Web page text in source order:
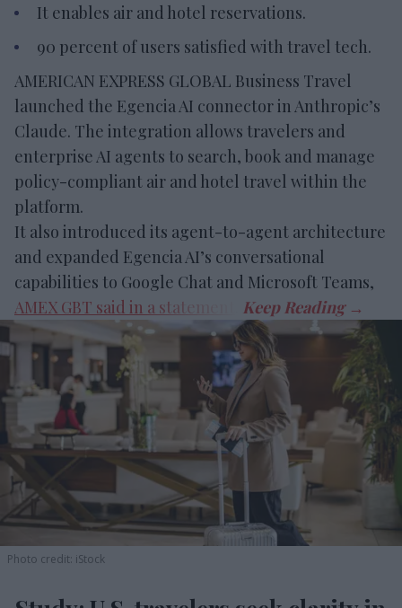
It enables air and hotel reservations.
90 percent of users satisfied with travel tech.
AMERICAN EXPRESS GLOBAL Business Travel
launched the Egencia AI connector in Anthropic’s
Claude. The integration allows travelers and
enterprise AI agents to search, book and manage
policy-compliant air and hotel travel within the
platform.
It also introduced its agent-to-agent architecture
and expanded Egencia AI’s conversational
capabilities to Google Chat and Microsoft Teams,
AMEX GBT said in a statement
Photo credit: iStock